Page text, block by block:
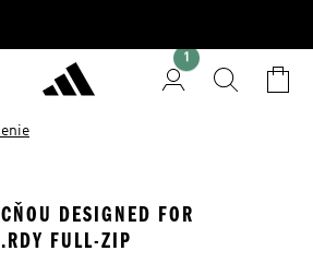
1
DESIGNED FOR
FULL-ZIP